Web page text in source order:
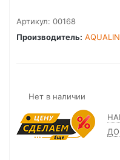
Артикул: 00168
Производитель:
Нет в наличии